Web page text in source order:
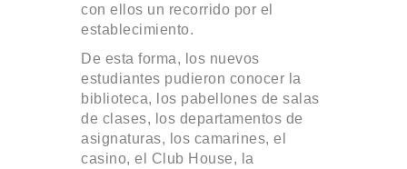
con ellos un recorrido por el
establecimiento.
De esta forma, los nuevos
estudiantes pudieron conocer la
biblioteca, los pabellones de salas
de clases, los departamentos de
asignaturas, los camarines, el
casino, el Club House, la